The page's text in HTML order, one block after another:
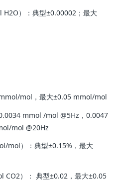
）：典型±0.00002；最大
mol，最大±0.05 mmol/mol
mmol /mol @5Hz，0.0047
mol @20Hz
mol）：典型±0.15%，最大
CO2）： 典型±0.02，最大±0.05